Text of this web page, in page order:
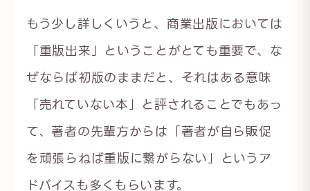
もう少し詳しくいうと、商業出版においては
「重版出来」ということがとても重要で、な
ぜならば初版のままだと、それはある意味
「売れていない本」と評されることでもあっ
て、著者の先輩方からは「著者が自ら販促
を頑張らねば重版に繋がらない」というア
ドバイスも多くもらいます。